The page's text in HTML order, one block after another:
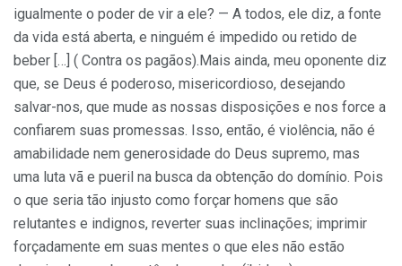
igualmente o poder de vir a ele? — A todos, ele diz, a fonte
da vida está aberta, e ninguém é impedido ou retido de
beber […] ( Contra os pagãos).Mais ainda, meu oponente diz
que, se Deus é poderoso, misericordioso, desejando
salvar-nos, que mude as nossas disposições e nos force a
confiarem suas promessas. Isso, então, é violência, não é
amabilidade nem ge­nerosidade do Deus supremo, mas
uma luta vã e pueril na busca da obtenção do domínio. Pois
o que seria tão injusto como forçar homens que são
relutantes e indignos, reverter suas inclinações; imprimir
forçadamente em suas mentes o que eles não estão